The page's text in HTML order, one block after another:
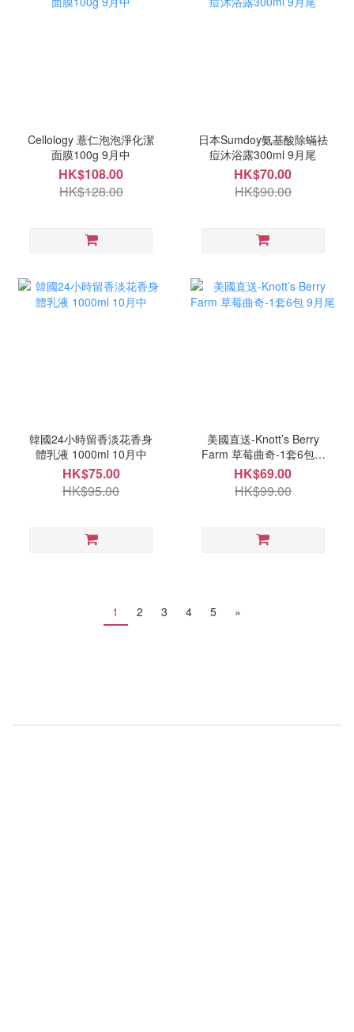
Cellology 薏仁泡泡淨化潔
面膜100g 9月中
HK$108.00
HK$128.00
日本Sumdoy氨基酸除蟎祛
痘沐浴露300ml 9月尾
HK$70.00
HK$90.00
韓國24小時留香淡花香身
體乳液 1000ml 10月中
HK$75.00
HK$95.00
美國直送-Knott’s Berry
Farm 草莓曲奇-1套6包 9
月尾
HK$69.00
HK$99.00
1 2 3 4 5 »